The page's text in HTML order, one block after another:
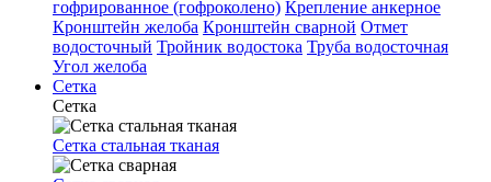
гофрированное (гофроколено) Крепление анкерное
Кронштейн желоба Кронштейн сварной Отмет
водосточный Тройник водостока Труба водосточная
Угол желоба
Сетка
Сетка
Сетка стальная тканая